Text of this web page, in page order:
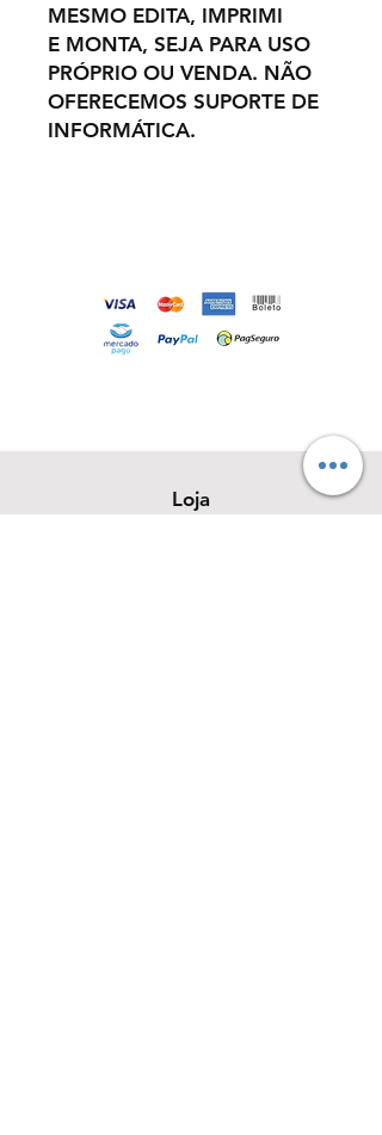
MESMO EDITA, IMPRIMI
E MONTA, SEJA PARA USO
PRÓPRIO OU VENDA. NÃO
OFERECEMOS SUPORTE DE
INFORMÁTICA.
Loja